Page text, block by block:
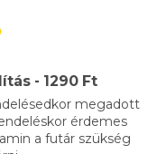
- 1290 Ft
megadott
érdemes
a futár szükség